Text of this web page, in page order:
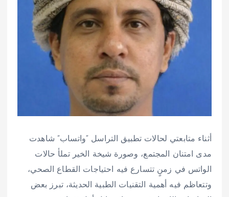
أثناء متابعتي لحالات تطبيق التراسل “واتساب” شاهدت
مدى امتنان المجتمع، وصورة شيخة الخير تملأ حالات
الواتس في زمنٍ تتسارع فيه احتياجات القطاع الصحي،
وتتعاظم فيه أهمية التقنيات الطبية الحديثة، تبرز بعض